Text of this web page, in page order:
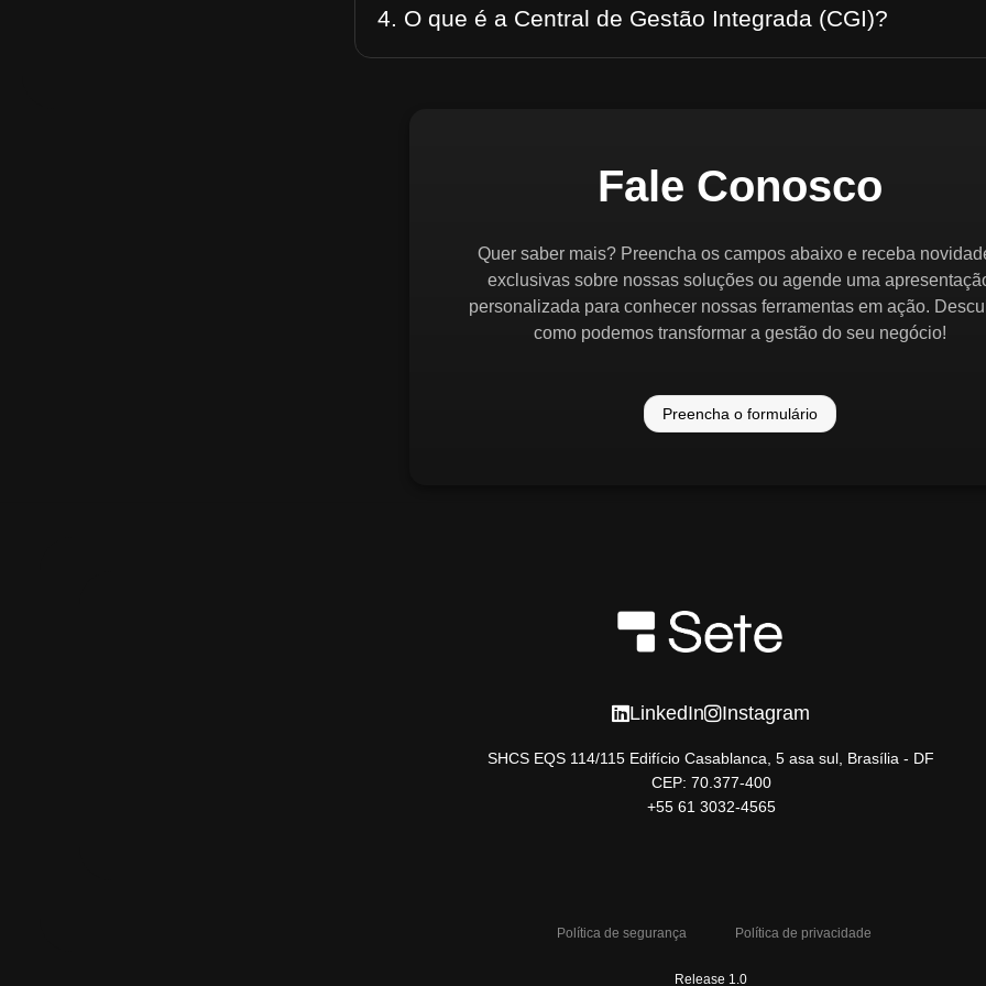
4. O que é a Central de Gestão Integrada (CGI)?
Fale Conosco
Quer saber mais? Preencha os campos abaixo e receba
exclusivas sobre nossas soluções ou agende uma
personalizada para conhecer nossas ferramentas em ação.
como podemos transformar a gestão do seu negócio!
Preencha o formulário
LinkedIn Instagram
SHCS EQS 114/115 Edifício Casablanca, 5 asa sul, Brasília - DF
CEP: 70.377-400
+55 61 3032-4565
Política de segurança Política de privacidade
Release 1.0